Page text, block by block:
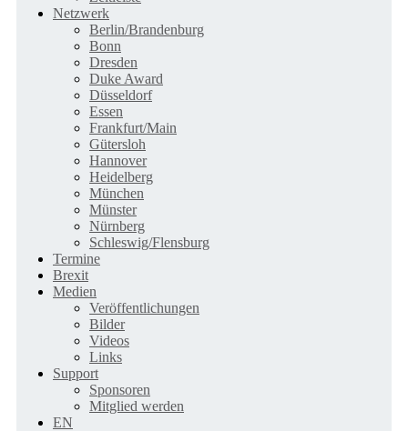
Netzwerk
Berlin/Brandenburg
Bonn
Dresden
Duke Award
Düsseldorf
Essen
Frankfurt/Main
Gütersloh
Hannover
Heidelberg
München
Münster
Nürnberg
Schleswig/Flensburg
Termine
Brexit
Medien
Veröffentlichungen
Bilder
Videos
Links
Support
Sponsoren
Mitglied werden
EN